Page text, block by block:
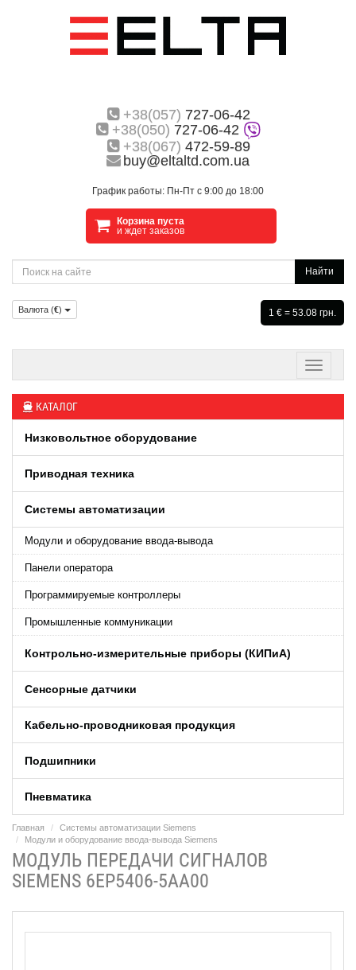
+38(057) 727-06-42
+38(050) 727-06-42
+38(067) 472-59-89
buy@eltaltd.com.ua
График работы: Пн-Пт с 9:00 до 18:00
Корзина пуста
и ждет заказов
Найти
Валюта (€) 1 € = 53.08 грн.
КАТАЛОГ
Низковольтное оборудование
Приводная техника
Системы автоматизации
Модули и оборудование ввода-вывода
Панели оператора
Программируемые контроллеры
Промышленные коммуникации
Контрольно-измерительные приборы (КИПиA)
Сенсорные датчики
Кабельно-проводниковая продукция
Подшипники
Пневматика
Главная
Системы автоматизации Siemens
Модули и оборудование ввода-вывода Siemens
МОДУЛЬ ПЕРЕДАЧИ СИГНАЛОВ
SIEMENS 6EP5406-5AA00